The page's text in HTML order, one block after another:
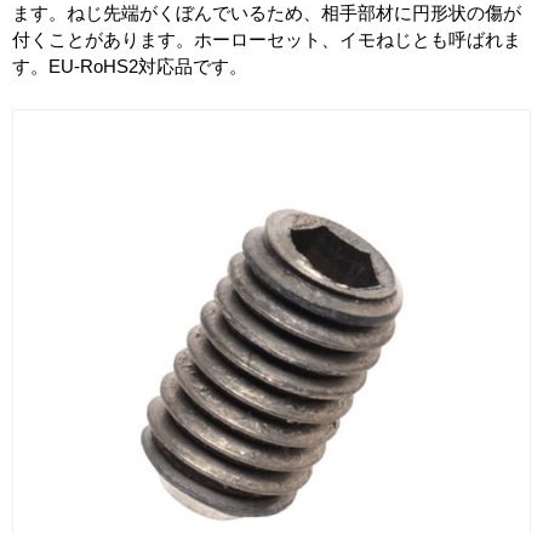
ます。ねじ先端がくぼんでいるため、相手部材に円形状の傷が
付くことがあります。ホーローセット、イモねじとも呼ばれま
す。EU-RoHS2対応品です。